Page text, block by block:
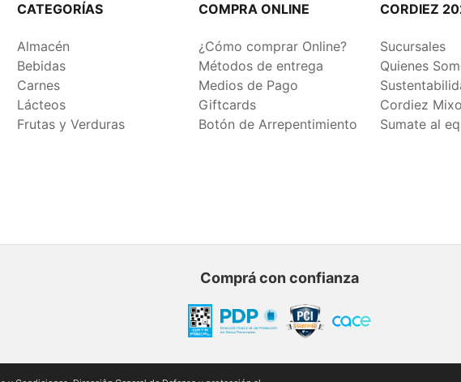
CATEGORÍAS
Almacén
Bebidas
Carnes
Lácteos
Frutas y Verduras
COMPRA ONLINE
¿Cómo comprar Online?
Métodos de entrega
Medios de Pago
Giftcards
Botón de Arrepentimiento
CORDIEZ
Sucursales
Quienes
Cordiez
Sumate al
Comprá con confianza